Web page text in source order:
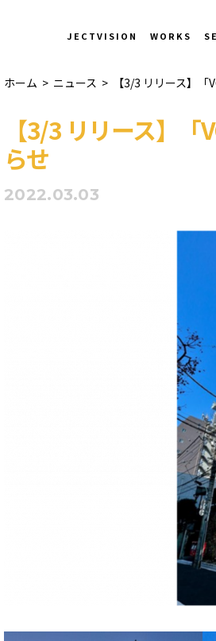
JECTVISION WORKS
ホーム > ニュース > 【3/3 リリース】
【3/3 リリース】
らせ
2022.03.03